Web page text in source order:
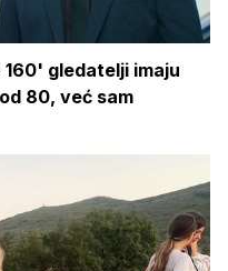
gledatelji imaju
80, već sam